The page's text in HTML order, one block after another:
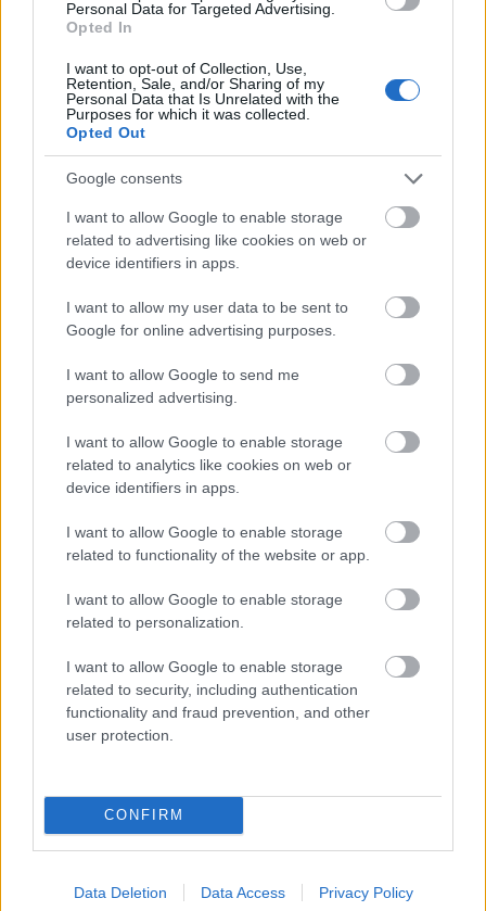
Personal Data for Targeted Advertising.
Opted In
I want to opt-out of Collection, Use,
Retention, Sale, and/or Sharing of my
Personal Data that Is Unrelated with the
Purposes for which it was collected.
Opted Out
Google consents
I want to allow Google to enable storage
related to advertising like cookies on web or
device identifiers in apps.
I want to allow my user data to be sent to
Google for online advertising purposes.
I want to allow Google to send me
personalized advertising.
I want to allow Google to enable storage
related to analytics like cookies on web or
device identifiers in apps.
I want to allow Google to enable storage
related to functionality of the website or app.
I want to allow Google to enable storage
related to personalization.
I want to allow Google to enable storage
related to security, including authentication
functionality and fraud prevention, and other
user protection.
CONFIRM
Data Deletion Data Access Privacy Policy
Jag minns 1989 att jag när jag stannade och
pinkade på ett ställe och då tappade jag många
placeringar. Skulle gissa att jag låg på runt plats
200. Alla körde i ett spår och om du skulle
passera så behövde du vänta till en
uppförsbacke och då köra så mycket du orkade
för att kunna komma om, säger Ottosson som
hade en tydlig plan inför loppet.
Och det var att kopiera Sven-Åke Lundbäcks
taktik (som porträtterats tidigare i den här
serien):
— Den taktiken körde jag sen de fem kommande
Vasaloppen; att ”åka med” fram till
Lundbäcksbackarna och sedan ösa på vad det
Resultat: fyra segrar, 1989; 1991; 1992 samt
1994. 1990 ställdes Vasaloppet in på grund av
snöbrist.
1993 var han åtta sekunder bakom segrande
Håkan Westin. Och då är det värt att notera att
Ottosson under samtliga dessa år även åkte
mästerskapsfemmilen en vecka innan han körde
niomilaren mellan Sälen och Mora.
Noterbart är också att Ottosson blev den förste